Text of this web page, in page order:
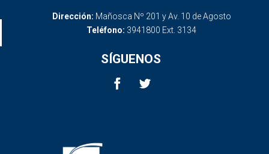
Dirección: Mañosca Nº 201 y Av. 10 de Agosto
Teléfono: 3941800 Ext. 3134
SÍGUENOS